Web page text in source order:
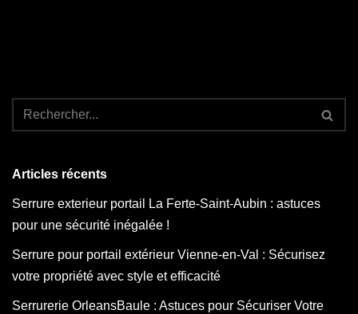
Articles récents
Serrure exterieur portail La Ferte-Saint-Aubin : astuces
pour une sécurité inégalée !
Serrure pour portail extérieur Vienne-en-Val : Sécurisez
votre propriété avec style et efficacité
Serrurerie OrleansBaule : Astuces pour Sécuriser Votre